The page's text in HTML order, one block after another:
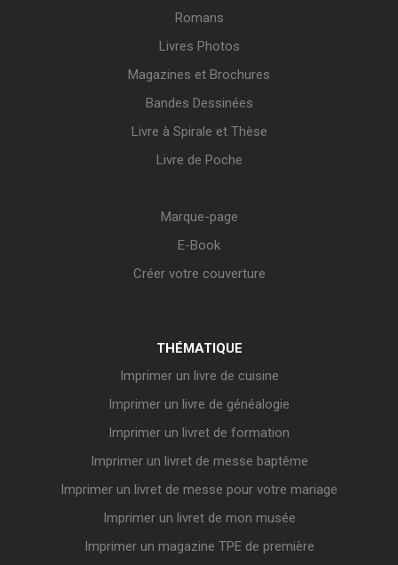
Romans
Livres Photos
Magazines et Brochures
Bandes Dessinées
Livre à Spirale et Thèse
Livre de Poche
Marque-page
E-Book
Créer votre couverture
THÉMATIQUE
Imprimer un livre de cuisine
Imprimer un livre de généalogie
Imprimer un livret de formation
Imprimer un livret de messe baptême
Imprimer un livret de messe pour votre mariage
Imprimer un livret de mon musée
Imprimer un magazine TPE de première